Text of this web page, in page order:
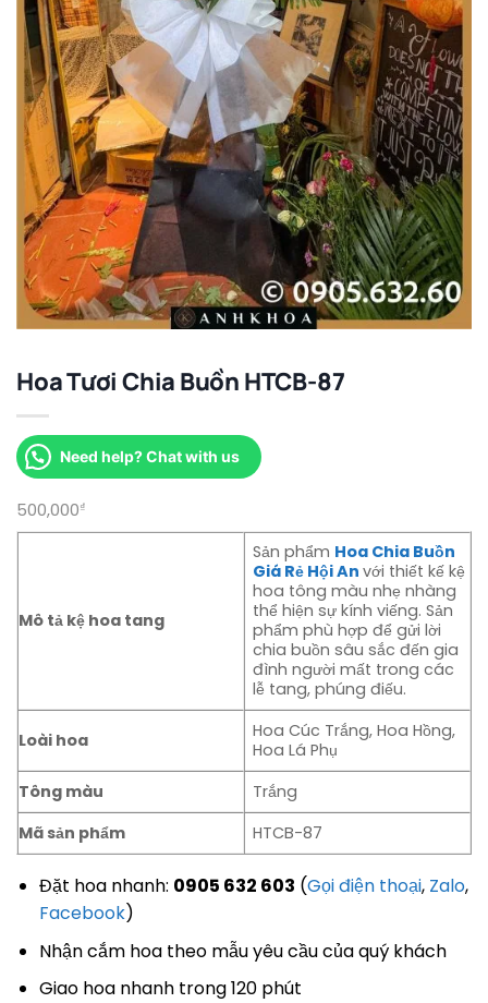
Hoa Tươi Chia Buồn HTCB-87
Need help? Chat with us
500,000₫
Mô tả kệ hoa tang
Sản phẩm Hoa Chia Buồn
Giá Rẻ Hội An với thiết kế kệ
hoa tông màu nhẹ nhàng
thể hiện sự kính viếng. Sản
phẩm phù hợp để gửi lời
chia buồn sâu sắc đến gia
đình người mất trong các
lễ tang, phúng điếu.
Loài hoa
Hoa Cúc Trắng, Hoa Hồng,
Hoa Lá Phụ
Tông màu
Trắng
Mã sản phẩm
HTCB-87
Đặt hoa nhanh: 0905 632 603 (Gọi điện thoại, Zalo,
Facebook)
Nhận cắm hoa theo mẫu yêu cầu của quý khách
Giao hoa nhanh trong 120 phút